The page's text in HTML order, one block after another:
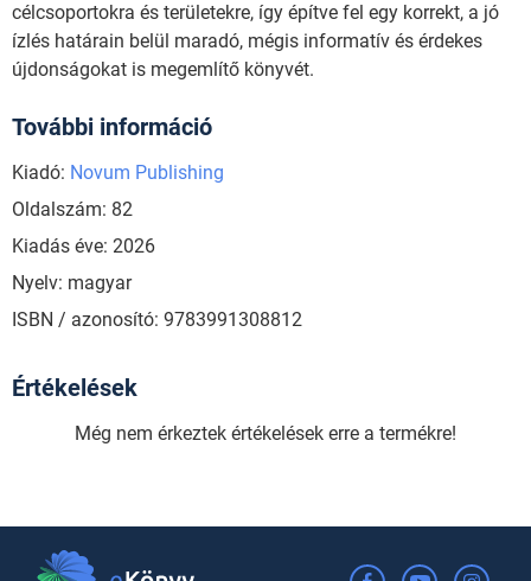
célcsoportokra és területekre, így építve fel egy korrekt, a jó
ízlés határain belül maradó, mégis informatív és érdekes
újdonságokat is megemlítő könyvét.
További információ
Kiadó: Novum Publishing
Oldalszám: 82
Kiadás éve: 2026
Nyelv: magyar
ISBN / azonosító: 9783991308812
Értékelések
Még nem érkeztek értékelések erre a termékre!